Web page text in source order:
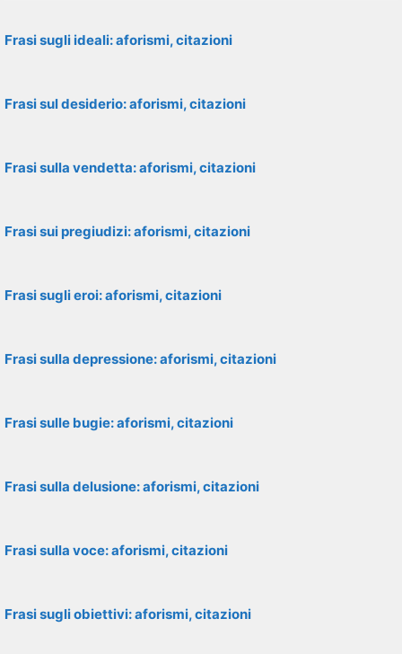
Frasi sugli ideali: aforismi, citazioni
Frasi sul desiderio: aforismi, citazioni
Frasi sulla vendetta: aforismi, citazioni
Frasi sui pregiudizi: aforismi, citazioni
Frasi sugli eroi: aforismi, citazioni
Frasi sulla depressione: aforismi, citazioni
Frasi sulle bugie: aforismi, citazioni
Frasi sulla delusione: aforismi, citazioni
Frasi sulla voce: aforismi, citazioni
Frasi sugli obiettivi: aforismi, citazioni